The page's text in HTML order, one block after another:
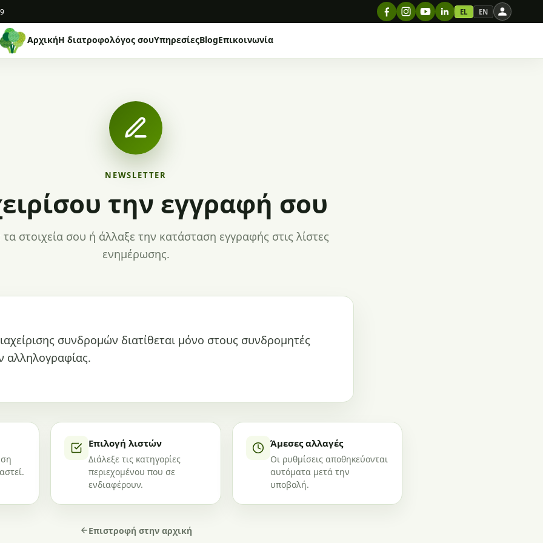
EL EN
ΑρχικήΗ διατροφολόγος σουΥπηρεσίεςBlogΕπικοινωνία
NEWSLETTER
την εγγραφή σου
στοιχεία σου ή άλλαξε την κατάσταση εγγραφής στις λίστες
ενημέρωσης.
συνδρομών διατίθεται μόνο στους συνδρομητές
αλληλογραφίας.
Επιλογή λιστών
Διάλεξε τις κατηγορίες
περιεχομένου που σε
ενδιαφέρουν.
Άμεσες αλλαγές
Οι ρυθμίσεις αποθηκεύονται
αυτόματα μετά την
υποβολή.
Επιστροφή στην αρχική